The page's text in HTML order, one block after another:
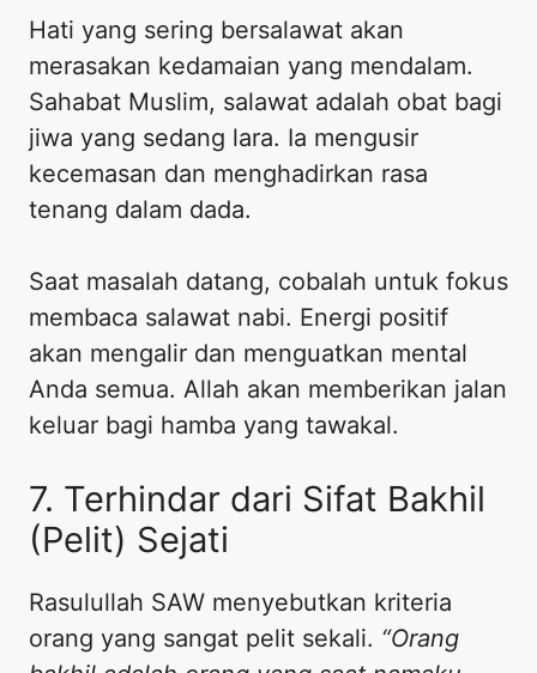
Hati yang sering bersalawat akan
merasakan kedamaian yang mendalam.
Sahabat Muslim, salawat adalah obat bagi
jiwa yang sedang lara. Ia mengusir
kecemasan dan menghadirkan rasa
tenang dalam dada.
Saat masalah datang, cobalah untuk fokus
membaca salawat nabi. Energi positif
akan mengalir dan menguatkan mental
Anda semua. Allah akan memberikan jalan
keluar bagi hamba yang tawakal.
7. Terhindar dari Sifat Bakhil
(Pelit) Sejati
Rasulullah SAW menyebutkan kriteria
orang yang sangat pelit sekali. “Orang